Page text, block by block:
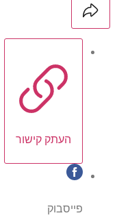
העתק קישור
פייסבוק